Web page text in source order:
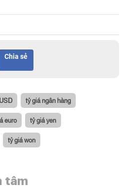
Chia sẻ
tỷ giá ngân hàng
euro tỷ giá yen
tỷ giá won
tâm